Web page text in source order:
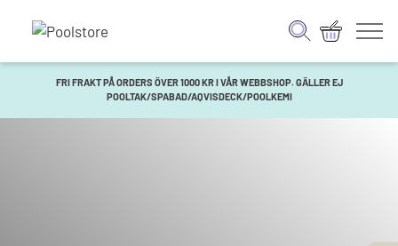
FRI FRAKT PÅ ORDERS ÖVER 1000 KR I VÅR WEBBSHOP. GÄLLER EJ
POOLTAK/SPABAD/AQVISDECK/POOLKEMI